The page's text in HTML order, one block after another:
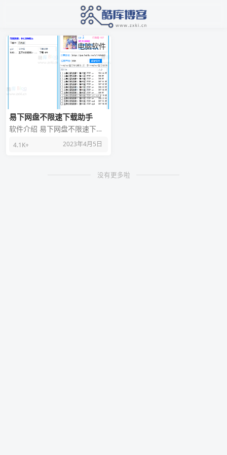
电脑软件
易下网盘不限速下载助手
软件介绍 易下网盘不限速下载
助手，可以不限速下载百度云
分享的链接，已运行半年有
4.1K+ 2023年4月5日
没有更多啦